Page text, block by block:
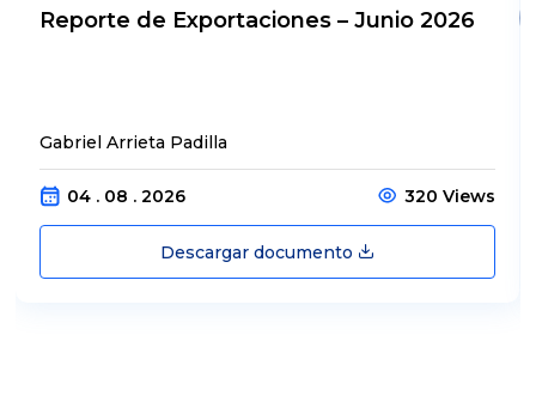
Reporte de Exportaciones – Junio 2026
Gabriel Arrieta Padilla
04 . 08 . 2026 320 Views
Descargar documento